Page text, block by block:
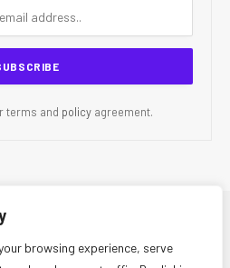
browsing experience, serve
terms and policyagreement.